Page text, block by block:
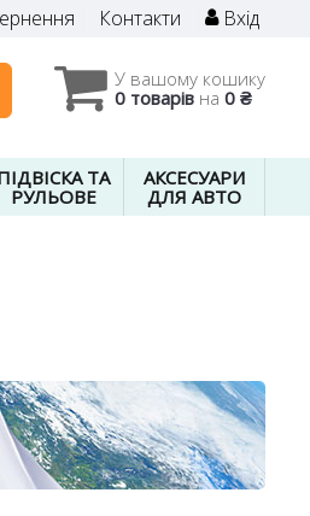
Контакти Вхід
У вашому кошику
0 товарів на 0 ₴
ТА
РУЛЬОВЕ
АКСЕСУАРИ
ДЛЯ АВТО